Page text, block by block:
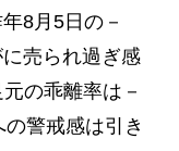
8月5日の－
売られ過ぎ感
の乖離率は－
警戒感は引き